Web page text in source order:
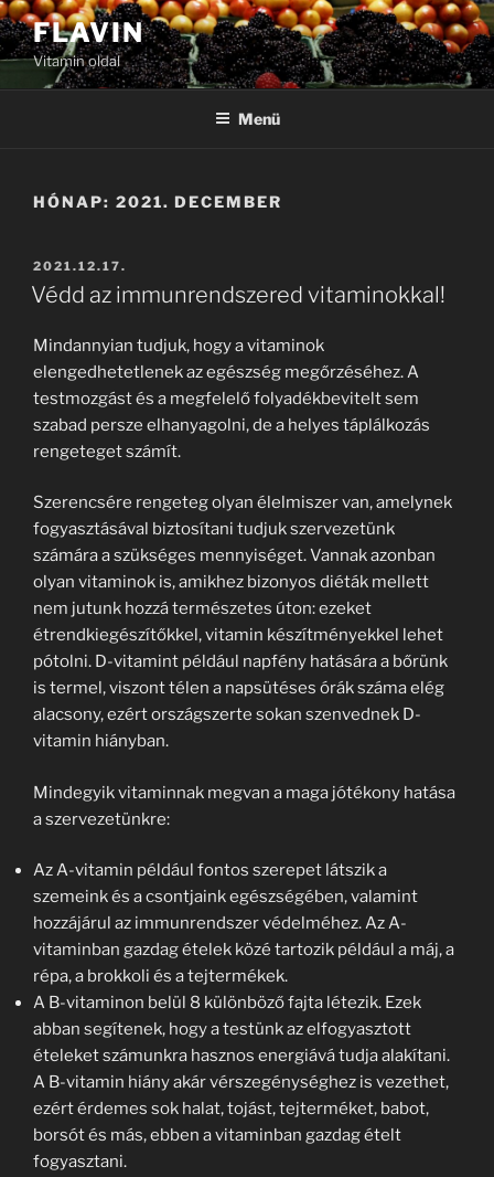
Tartalomhoz
FLAVIN
Vitamin oldal
Menü
HÓNAP: 2021. DECEMBER
BEKÜLDVE:
2021.12.17.
Védd az immunrendszered vitaminokkal!
Mindannyian tudjuk, hogy a vitaminok
elengedhetetlenek az egészség megőrzéséhez. A
testmozgást és a megfelelő folyadékbevitelt sem
szabad persze elhanyagolni, de a helyes táplálkozás
rengeteget számít.
Szerencsére rengeteg olyan élelmiszer van, amelynek
fogyasztásával biztosítani tudjuk szervezetünk
számára a szükséges mennyiséget. Vannak azonban
olyan vitaminok is, amikhez bizonyos diéták mellett
nem jutunk hozzá természetes úton: ezeket
étrendkiegészítőkkel, vitamin készítményekkel lehet
pótolni. D-vitamint például napfény hatására a bőrünk
is termel, viszont télen a napsütéses órák száma elég
alacsony, ezért országszerte sokan szenvednek D-
vitamin hiányban.
Mindegyik vitaminnak megvan a maga jótékony hatása
a szervezetünkre:
Az A-vitamin például fontos szerepet látszik a
szemeink és a csontjaink egészségében, valamint
hozzájárul az immunrendszer védelméhez. Az A-
vitaminban gazdag ételek közé tartozik például a máj, a
répa, a brokkoli és a tejtermékek.
A B-vitaminon belül 8 különböző fajta létezik. Ezek
abban segítenek, hogy a testünk az elfogyasztott
ételeket számunkra hasznos energiává tudja alakítani.
A B-vitamin hiány akár vérszegénységhez is vezethet,
ezért érdemes sok halat, tojást, tejterméket, babot,
borsót és más, ebben a vitaminban gazdag ételt
fogyasztani.